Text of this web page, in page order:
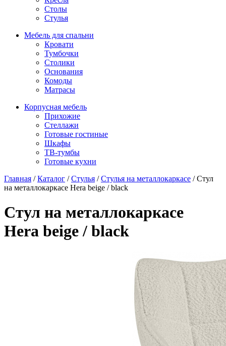
Столы
Стулья
Мебель для спальни
Кровати
Тумбочки
Столики
Основания
Комоды
Матрасы
Корпусная мебель
Прихожие
Стеллажи
Готовые гостиные
Шкафы
ТВ-тумбы
Готовые кухни
Главная /Каталог /Стулья /Стулья на металлокаркасе /Стул
на металлокаркасе Hera beige / black
Стул на металлокаркасе
Hera beige / black